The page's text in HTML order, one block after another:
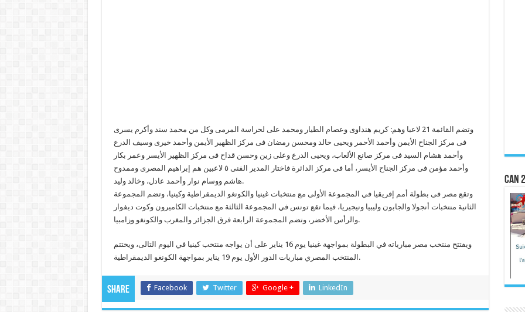
وتضم القائمة 21 لاعبا وهم: كريم هنداوى وعصام الطيار ومحمد على لحراسة المرمى وكل من محمد سند وأكرم يسرى
فى مركز الجناح الأيمن وأحمد الأحمر ويحيى خالد ومحسن رمضان فى مركز الظهير الأيمن وأحمد خيرى وسيف الدرع
وأحمد هشام السيد فى مركز صانع الألعاب، ويحيى الدرع وعلى زين وحسن قداح فى مركز الظهير الأيسر وعمر بكار
وأحمد مؤمن فى مركز الجناح الأيسر، أما فى مركز الدائرة فاختار المدير الفنى ٥ لاعبين هم إبراهيم المصرى وممدوح
هاشم ووسام نوار وأحمد عادل، وخالد وليد.
وتقع مصر فى بطولة أمم إفريقيا في المجموعة الأولى مع منتخبات غينيا والكونغو الديمقراطية وكينيا، وتضم المجموعة
الثانية منتخبات أنجولا والجابون وليبيا ونيجيريا، فيما تقع تونس في المجموعة الثالثة مع منتخبات الكاميرون وكوت ديفوار
والرأس الأخضر، وتضم المجموعة الرابعة فرق الجزائر والمغرب والكونغو وزامبيا.
ويفتتح منتخب مصر مبارياته في البطولة بمواجهة غينيا يوم 16 يناير على أن يواجه منتخب كينيا في اليوم التالى، ويختتم
المنتخب المصري مباريات الدور الأول يوم 19 يناير بمواجهة الكونغو الديمقراطية.
Share Facebook Twitter Google + LinkedIn
CAN